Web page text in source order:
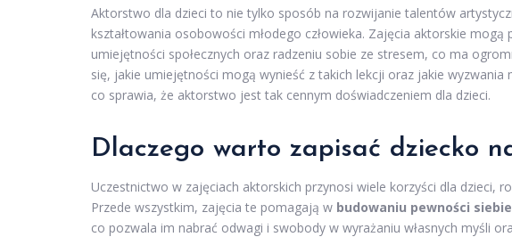
Aktorstwo dla dzieci to nie tylko sposób na rozwijanie talentów
kształtowania osobowości młodego człowieka. Zajęcia aktorskie
umiejętności społecznych oraz radzeniu sobie ze stresem, co ma
się, jakie umiejętności mogą wynieść z takich lekcji oraz jakie
co sprawia, że aktorstwo jest tak cennym doświadczeniem dla dzieci.
Dlaczego warto zapisać dziecko
Uczestnictwo w zajęciach aktorskich przynosi wiele korzyści dla dzieci,
Przede wszystkim, zajęcia te pomagają w budowaniu pewności siebie
co pozwala im nabrać odwagi i swobody w wyrażaniu własnych myśli